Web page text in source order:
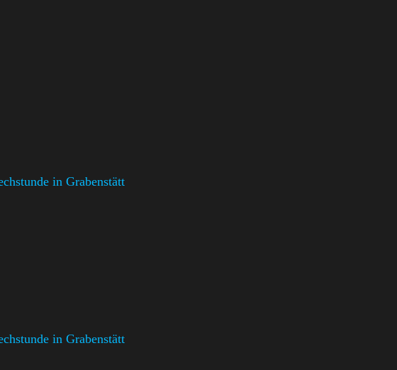
in Grabenstätt
in Grabenstätt